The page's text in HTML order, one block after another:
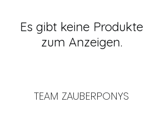
Es gibt keine Produkte
zum Anzeigen.
TEAM ZAUBERPONYS